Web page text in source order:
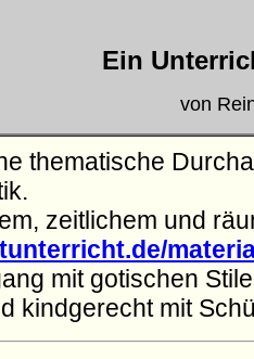
Ein
von
thematische
zeitlichem und
mit gotischen
kindgerecht mit